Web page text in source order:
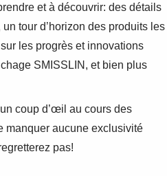
et à découvrir: des détails
tour d’horizon des produits les
les progrès et innovations
SMISSLIN, et bien plus
coup d’œil au cours des
manquer aucune exclusivité
pas!